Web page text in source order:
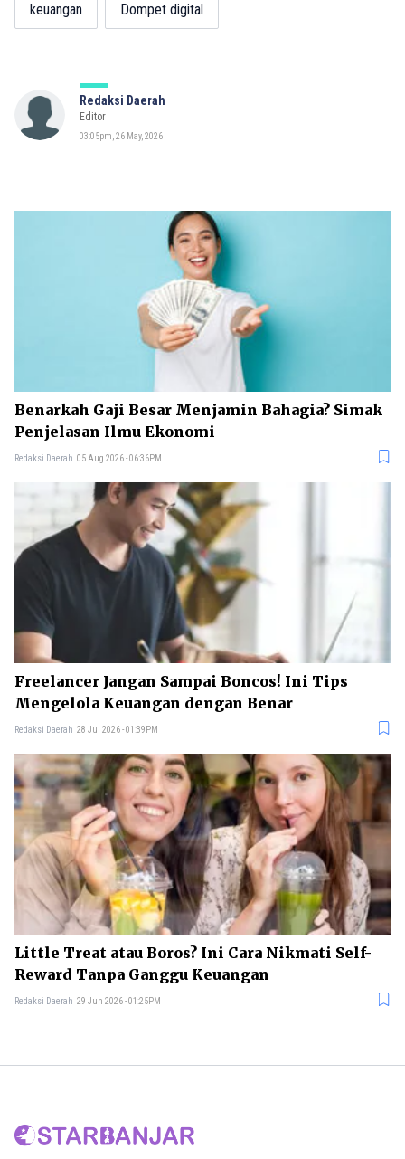
keuangan Dompet digital
Redaksi Daerah
Editor
03:05pm, 26 May, 2026
Benarkah Gaji Besar Menjamin Bahagia? Simak
Penjelasan Ilmu Ekonomi
Redaksi Daerah 05 Aug 2026 - 06:36PM
Freelancer Jangan Sampai Boncos! Ini Tips
Mengelola Keuangan dengan Benar
Redaksi Daerah 28 Jul 2026 - 01:39PM
Little Treat atau Boros? Ini Cara Nikmati Self-
Reward Tanpa Ganggu Keuangan
Redaksi Daerah 29 Jun 2026 - 01:25PM